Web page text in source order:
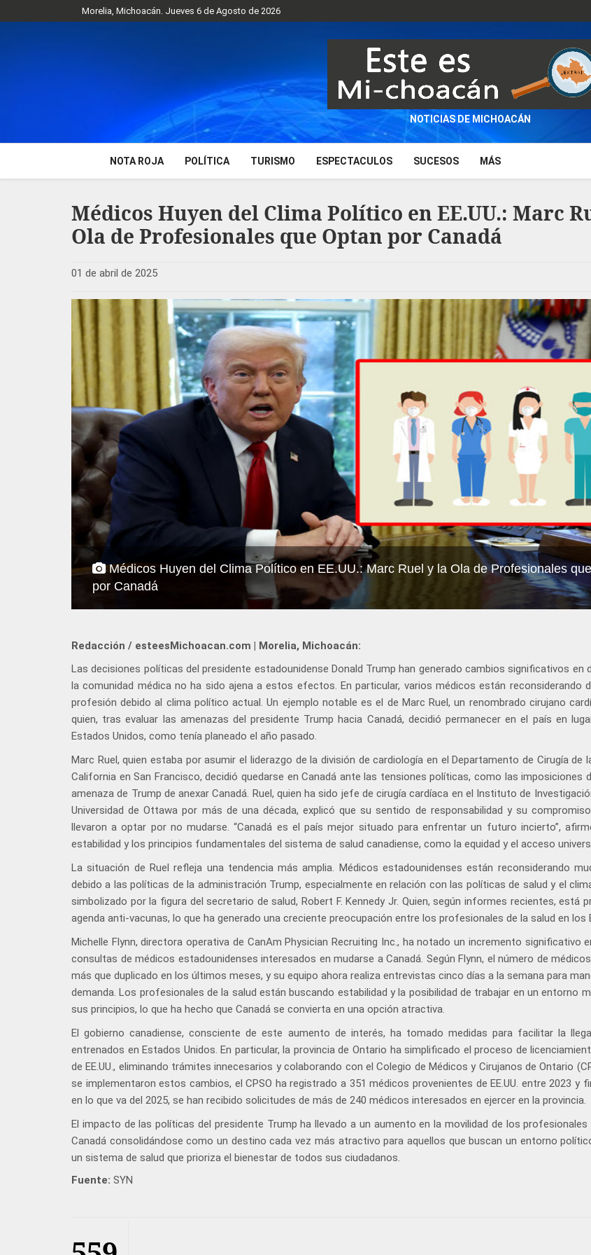
Morelia, Michoacán. Jueves 6 de Agosto de 2026
NOTICIAS DE MICHOACÁN
NOTA ROJA POLÍTICA TURISMO ESPECTACULOS SUCESOS MÁS
Médicos Huyen del Clima Político en EE.UU.: Marc
Ola de Profesionales que Optan por Canadá
01 de abril de 2025
Médicos Huyen del Clima Político en EE.UU.: Marc Ruel y la Ola de Profesionales
por Canadá
Redacción / esteesMichoacan.com | Morelia, Michoacán:
Las decisiones políticas del presidente estadounidense Donald Trump han generado cambios significativos en
la comunidad médica no ha sido ajena a estos efectos. En particular, varios médicos están reconsiderando
profesión debido al clima político actual. Un ejemplo notable es el de Marc Ruel, un renombrado cirujano
quien, tras evaluar las amenazas del presidente Trump hacia Canadá, decidió permanecer en el país en
Estados Unidos, como tenía planeado el año pasado.
Marc Ruel, quien estaba por asumir el liderazgo de la división de cardiología en el Departamento de Cirugía de
California en San Francisco, decidió quedarse en Canadá ante las tensiones políticas, como las imposiciones
amenaza de Trump de anexar Canadá. Ruel, quien ha sido jefe de cirugía cardíaca en el Instituto de
Universidad de Ottawa por más de una década, explicó que su sentido de responsabilidad y su
llevaron a optar por no mudarse. “Canadá es el país mejor situado para enfrentar un futuro incierto”,
estabilidad y los principios fundamentales del sistema de salud canadiense, como la equidad y el acceso
La situación de Ruel refleja una tendencia más amplia. Médicos estadounidenses están reconsiderando
debido a las políticas de la administración Trump, especialmente en relación con las políticas de salud y el
simbolizado por la figura del secretario de salud, Robert F. Kennedy Jr. Quien, según informes recientes, está
agenda anti-vacunas, lo que ha generado una creciente preocupación entre los profesionales de la salud en los
Michelle Flynn, directora operativa de CanAm Physician Recruiting Inc., ha notado un incremento significativo
consultas de médicos estadounidenses interesados en mudarse a Canadá. Según Flynn, el número de
más que duplicado en los últimos meses, y su equipo ahora realiza entrevistas cinco días a la semana para
demanda. Los profesionales de la salud están buscando estabilidad y la posibilidad de trabajar en un entorno
sus principios, lo que ha hecho que Canadá se convierta en una opción atractiva.
El gobierno canadiense, consciente de este aumento de interés, ha tomado medidas para facilitar la
entrenados en Estados Unidos. En particular, la provincia de Ontario ha simplificado el proceso de
de EE.UU., eliminando trámites innecesarios y colaborando con el Colegio de Médicos y Cirujanos de Ontario
se implementaron estos cambios, el CPSO ha registrado a 351 médicos provenientes de EE.UU. entre 2023 y
en lo que va del 2025, se han recibido solicitudes de más de 240 médicos interesados en ejercer en la provincia.
El impacto de las políticas del presidente Trump ha llevado a un aumento en la movilidad de los profesionales
Canadá consolidándose como un destino cada vez más atractivo para aquellos que buscan un entorno
un sistema de salud que prioriza el bienestar de todos sus ciudadanos.
Fuente: SYN